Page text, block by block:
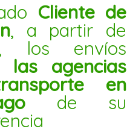
Cliente de
, a partir de
los envíos
las agencias
en
de su